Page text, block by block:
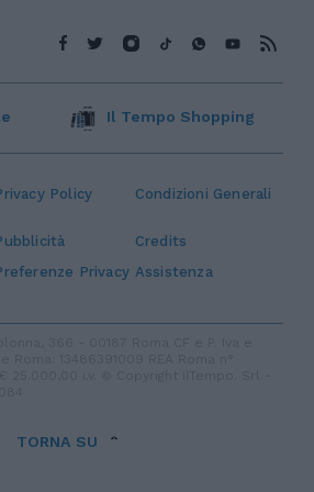
Policy Condizioni Generali
Credits
Privacy Assistenza
Il Tempo Shopping
TORNA SU